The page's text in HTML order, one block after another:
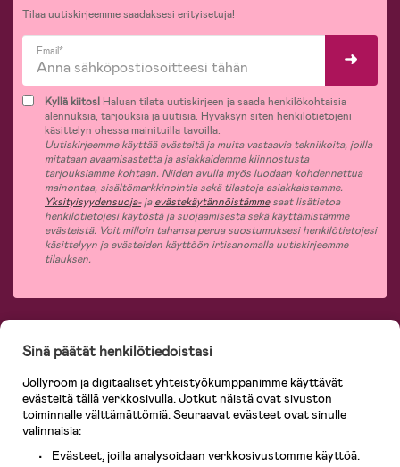
Tilaa uutiskirjeemme saadaksesi erityisetuja!
Email*
Kyllä kiitos! Haluan tilata uutiskirjeen ja saada henkilökohtaisia
alennuksia, tarjouksia ja uutisia. Hyväksyn siten henkilötietojeni
käsittelyn ohessa mainituilla tavoilla.
Uutiskirjeemme käyttää evästeitä ja muita vastaavia tekniikoita, joilla
mitataan avaamisastetta ja asiakkaidemme kiinnostusta
tarjouksiamme kohtaan. Niiden avulla myös luodaan kohdennettua
mainontaa, sisältömarkkinointia sekä tilastoja asiakkaistamme.
Yksityisyydensuoja-jaevästekäytännöistämmesaat lisätietoa
henkilötietojesi käytöstä ja suojaamisesta sekä käyttämistämme
evästeistä. Voit milloin tahansa perua suostumuksesi henkilötietojesi
käsittelyyn ja evästeiden käyttöön irtisanomalla uutiskirjeemme
tilauksen.
Jollyroomin laajasta valikoimasta tilaat kaiken tarvittavan lapsiperheelle
nopeasti, helposti ja aina edullisin hinnoin. Osaavan asiakaspalvelumme ja
ostoksia hyvillä mielin. Jollyroomilta saat lastenvaunut, turvaistuimet,
vaatteet vauvoille ja lapsille, inspiroivia sisustustuotteita lastenhuoneeseen,
lastentarvikkeita sekä paljon muuta. Meiltä löydät lukuisia tunnettuja
tuotemerkkejä, kuten Britax, Maxi-Cosi, Baby Jogger, BabyBjörn, Didriksons,
Tervetuloa shoppailemaan Pohjoismaiden suurimpaan lastentarvikkeiden
Sinä päätät henkilötiedoistasi
Jollyroom ja digitaaliset yhteistyökumppanimme käyttävät
evästeitä tällä verkkosivulla. Jotkut näistä ovat sivuston
toiminnalle välttämättömiä. Seuraavat evästeet ovat sinulle
valinnaisia:
Evästeet, joilla analysoidaan verkkosivustomme käyttöä.